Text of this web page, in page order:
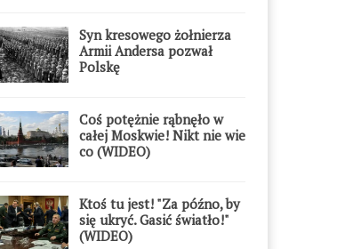
Syn kresowego żołnierza
Armii Andersa pozwał
Polskę
Coś potężnie rąbnęło w
całej Moskwie! Nikt nie wie
co (WIDEO)
Ktoś tu jest! "Za późno, by
się ukryć. Gasić światło!"
(WIDEO)